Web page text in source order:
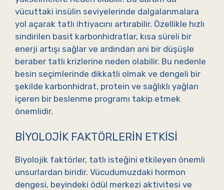
vücuttaki insülin seviyelerinde dalgalanmalara
yol açarak tatlı ihtiyacını artırabilir. Özellikle hızlı
sindirilen basit karbonhidratlar, kısa süreli bir
enerji artışı sağlar ve ardından ani bir düşüşle
beraber tatlı krizlerine neden olabilir. Bu nedenle
besin seçimlerinde dikkatli olmak ve dengeli bir
şekilde karbonhidrat, protein ve sağlıklı yağları
içeren bir beslenme programı takip etmek
önemlidir.
BIYOLOJIK FAKTÖRLERIN ETKISI
Biyolojik faktörler, tatlı isteğini etkileyen önemli
unsurlardan biridir. Vücudumuzdaki hormon
dengesi, beyindeki ödül merkezi aktivitesi ve